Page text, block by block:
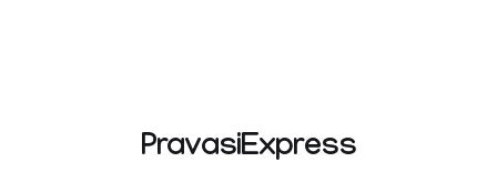
PravasiExpress